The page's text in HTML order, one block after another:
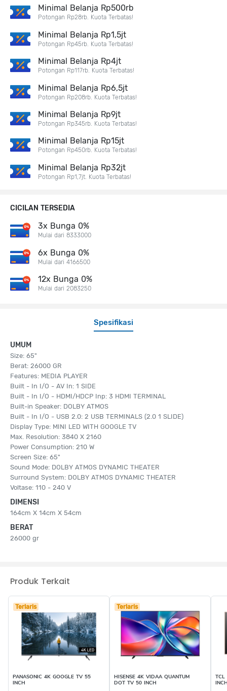
Spesifikasi
UMUM
Size: 65"
Berat: 26000 GR
Features: MEDIA PLAYER
Built - In I/O - AV In: 1 SIDE
Built - In I/O - HDMI/HDCP Inp: 3 HDMI TERMINAL
Built-in Speaker: DOLBY ATMOS
Built - In I/O - USB 2.0: 2 USB TERMINALS (2.0 1 SLIDE)
Display Type: MINI LED WITH GOOGLE TV
Max. Resolution: 3840 X 2160
Power Consumption: 210 W
Screen Size: 65"
Sound Mode: DOLBY ATMOS DYNAMIC THEATER
Surround System: DOLBY ATMOS DYNAMIC THEATER
Voltase: 110 - 240 V
DIMENSI
164cm X 14cm X 54cm
BERAT
26000 gr
Minimal Belanja Rp500rb
Potongan Rp28rb. Kuota Terbatas!
Minimal Belanja Rp1,5jt
Potongan Rp45rb. Kuota Terbatas!
Minimal Belanja Rp4jt
Potongan Rp117rb. Kuota Terbatas!
Minimal Belanja Rp6,5jt
Potongan Rp208rb. Kuota Terbatas!
Minimal Belanja Rp9jt
Potongan Rp345rb. Kuota Terbatas!
Minimal Belanja Rp15jt
Potongan Rp450rb. Kuota Terbatas!
Minimal Belanja Rp32jt
Potongan Rp1,7jt. Kuota Terbatas!
CICILAN TERSEDIA
3x Bunga 0%
Mulai dari 8333000
6x Bunga 0%
Mulai dari 4166500
12x Bunga 0%
Mulai dari 2083250
Produk Terkait
Terlaris
PANASONIC 4K GOOGLE TV 55
INCH
Terlaris
HISENSE 4K VIDAA QUANTUM
DOT TV 50 INCH
TCL